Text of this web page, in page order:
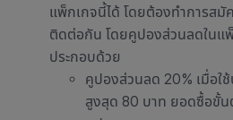
แพ็กเกจนี้ได้ โดยต้องทำการสมั
ติดต่อกัน โดยคูปองส่วนลดในแ
ประกอบด้วย
คูปองส่วนลด 20% เมื่อใ
สูงสุด 80 บาท ยอดซื้อขั้น